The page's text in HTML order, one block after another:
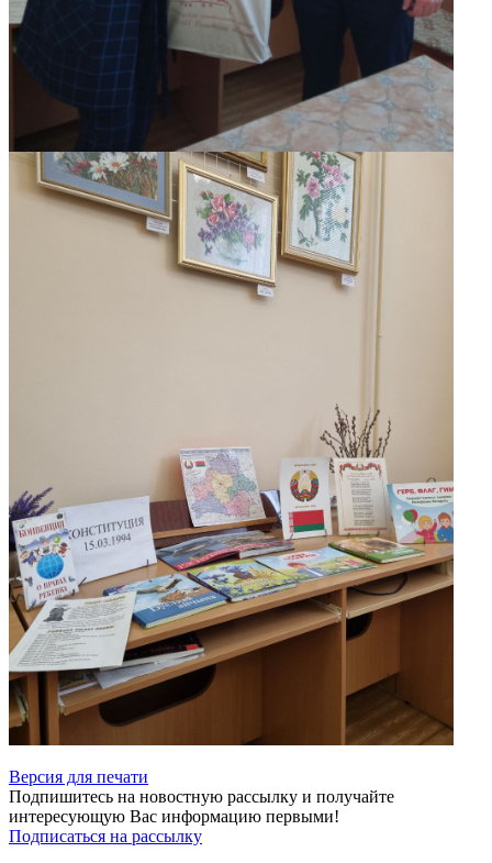
Версия для печати
Подпишитесь на новостную рассылку и получайте
интересующую Вас информацию первыми!
Подписаться на рассылку